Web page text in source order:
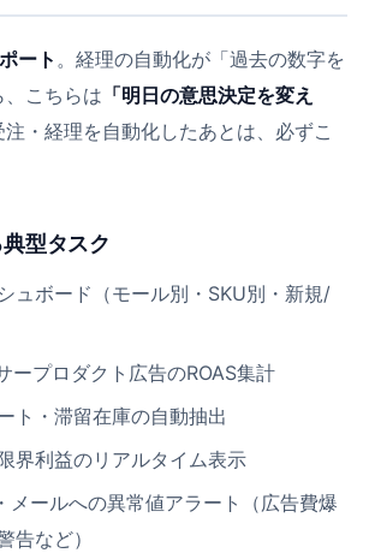
ート 。経理の自動化が「過去の数字を
こちらは 「明日の意思決定を変え
・経理を自動化したあとは、必ずこ
型タスク
ュボード（モール別・SKU別・新規/
ープロダクト広告のROAS集計
ト・滞留在庫の自動抽出
界利益のリアルタイム表示
メールへの異常値アラート（広告費爆
告など）